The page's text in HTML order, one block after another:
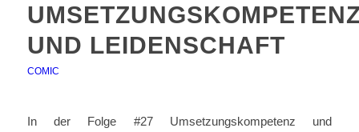
UND LEIDENSCHAFT
COMIC
In der Folge #27 Umsetzungskompetenz und